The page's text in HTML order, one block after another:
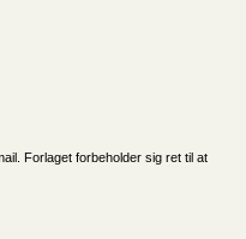
Forlaget forbeholder sig ret til at